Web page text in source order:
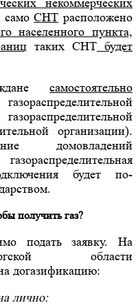
самоСНТ расположено
населенного пункта,
таких СНТ будет
самостоятельно
организации).
домовладений
будет по-
получить газ?
подать заявку. На
области
догазификацию:
лично: